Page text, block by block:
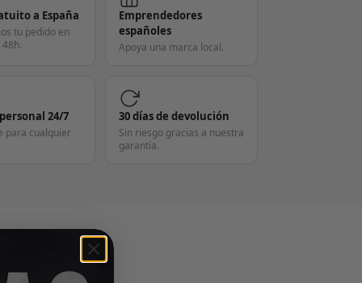
a España
tu pedido en
Emprendedores
españoles
Apoya una marca local.
24/7
para cualquier
30 días de devolución
Sin riesgo gracias a nuestra
garantía.